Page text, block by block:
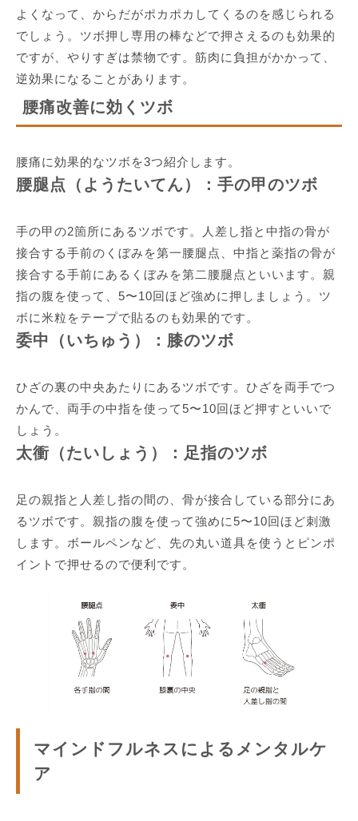
よくなって、からだがポカポカしてくるのを感じられる
でしょう。ツボ押し専用の棒などで押さえるのも効果的
ですが、やりすぎは禁物です。筋肉に負担がかかって、
逆効果になることがあります。
腰痛改善に効くツボ
腰痛に効果的なツボを3つ紹介します。
腰腿点（ようたいてん）：手の甲のツボ
手の甲の2箇所にあるツボです。人差し指と中指の骨が
接合する手前のくぼみを第一腰腿点、中指と薬指の骨が
接合する手前にあるくぼみを第二腰腿点といいます。親
指の腹を使って、5〜10回ほど強めに押しましょう。ツ
ボに米粒をテープで貼るのも効果的です。
委中（いちゅう）：膝のツボ
ひざの裏の中央あたりにあるツボです。ひざを両手でつ
かんで、両手の中指を使って5〜10回ほど押すといいで
しょう。
太衝（たいしょう）：足指のツボ
足の親指と人差し指の間の、骨が接合している部分にあ
るツボです。親指の腹を使って強めに5〜10回ほど刺激
します。ボールペンなど、先の丸い道具を使うとピンポ
イントで押せるので便利です。
マインドフルネスによるメンタルケ
ア